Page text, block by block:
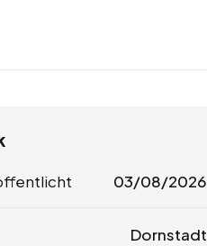
03/08/2026
Dornstadt